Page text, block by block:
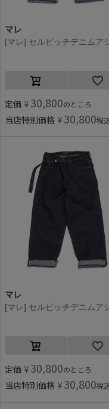
マレ
定価 ¥ 30,800のところ
当店特別価格 ¥ 30,800税
マレ
定価 ¥ 30,800のところ
当店特別価格 ¥ 30,800税